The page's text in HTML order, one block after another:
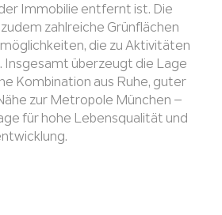
Immobilie entfernt ist. Die
zahlreiche Grünflächen
die zu Aktivitäten
Insgesamt überzeugt die Lage
Kombination aus Ruhe, guter
zur Metropole München –
für hohe Lebensqualität und